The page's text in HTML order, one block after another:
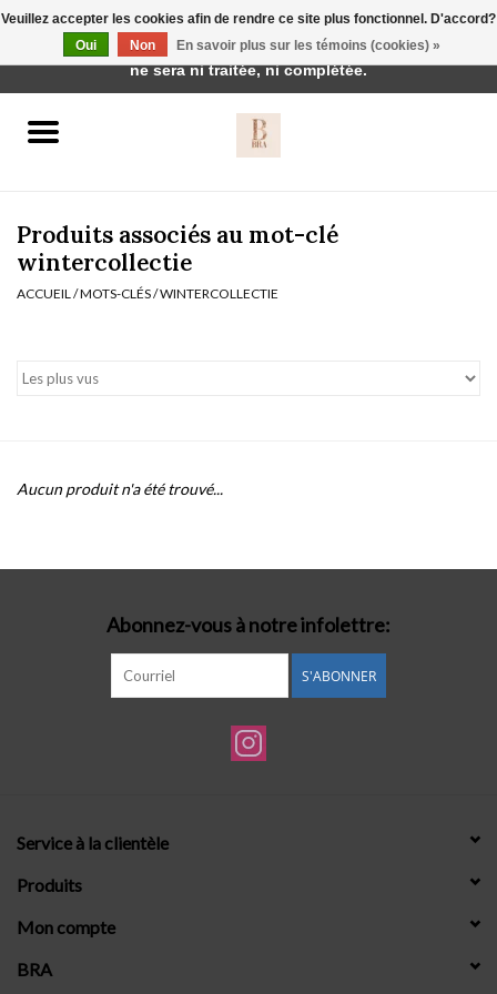
vêtements de nuit
Badmode
Produits associés au mot-clé
wintercollectie
ACCUEIL /MOTS-CLÉS/WINTERCOLLECTIE
Aucun produit n'a été trouvé...
Abonnez-vous à notre infolettre:
S'ABONNER
Service à la clientèle
Produits
Mon compte
BRA
Veuillez accepter les cookies afin de rendre ce site plus fonctionnel. D'accord?
Oui
Non En savoir plus sur les témoins (cookies) »
Cette boutique est en construction. Toute commande passée
ne sera ni traitée, ni complétée.